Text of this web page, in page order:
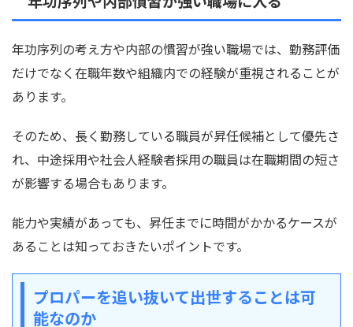
年功序列の考え方や内部の慣習が強い職場では、勤務評価
だけでなく在職年数や組織内での経験が重視されることが
あります。
そのため、長く勤務している職員が昇任候補として優先さ
れ、中途採用や社会人経験者採用の職員は在職期間の短さ
が影響する場合もあります。
能力や実績があっても、昇任までに時間がかかるケースが
あることは知っておきたいポイントです。
プロパーを追い抜いて出世することは可
能なのか